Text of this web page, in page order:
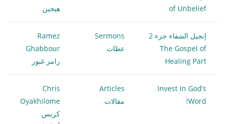
of Unbelief
هيجين
إنجيل الشفاء جزء 2
The Gospel of
Healing Part
Sermons
عظات
Ramez
Ghabbour
رامز غبور
Invest In God’s
Word!
Articles
مقالات
Chris
Oyakhilome
كريس